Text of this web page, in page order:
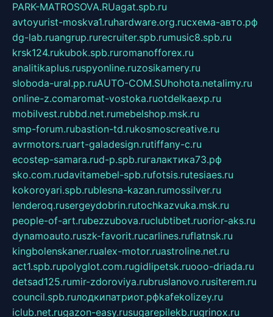
PARK-MATROSOVA.RUagat.spb.ru
avtoyurist-moskva1.ruhardware.org.ruсхема-авто.рф
dg-lab.ruangrup.rurecruiter.spb.rumusic8.spb.ru
krsk124.rukubok.spb.ruromanofforex.ru
analitikaplus.ruspyonline.ruzosikamery.ru
sloboda-ural.pp.ruAUTO-COM.SUhohota.netalimy.ru
online-z.comaromat-vostoka.ruotdelkaexp.ru
mobilvest.rubbd.net.rumebelshop.msk.ru
smp-forum.rubastion-td.rukosmoscreative.ru
avrmotors.ruart-galadesign.rutiffany-c.ru
ecostep-samara.rud-p.spb.ruгалактика73.рф
sko.com.rudavitamebel-spb.rufotsis.rutesiaes.ru
kokoroyari.spb.rublesna-kazan.rumossilver.ru
lenderoq.rusergeydobrin.rutochkazvuka.msk.ru
people-of-art.rubezzubova.ruclubtibet.ruorior-aks.ru
dynamoauto.ruszk-favorit.rucarlines.ruflatnsk.ru
kingbolenskaner.rualex-motor.ruastroline.net.ru
act1.spb.rupolyglot.com.rugidlipetsk.ruooo-driada.ru
detsad125.rumir-zdoroviya.rubruslanovo.rusiterem.ru
council.spb.ruлодкипатриот.рфkafekolizey.ru
iclub.net.rugazon-easy.rusugarepilekb.rugrinox.ru